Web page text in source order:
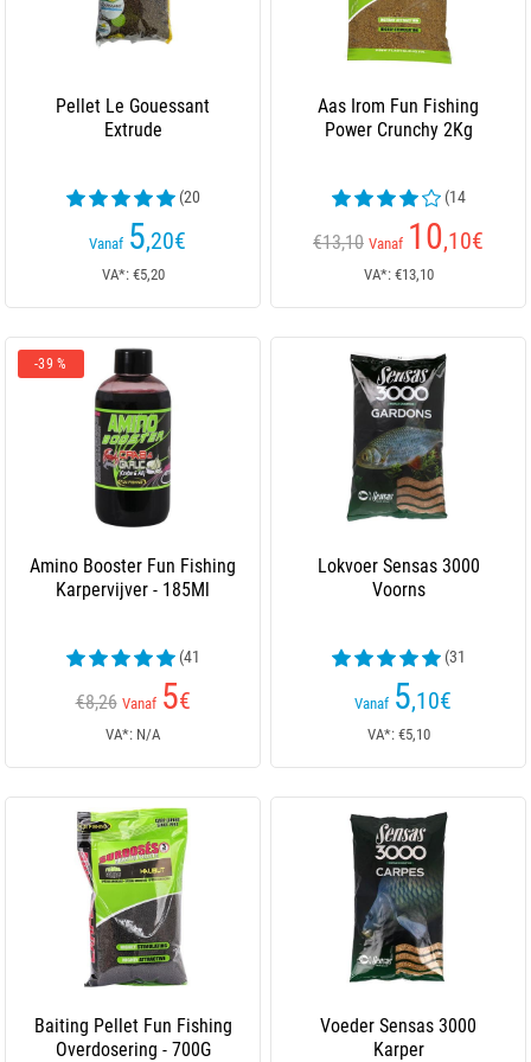
Pellet Le Gouessant
Extrude
(20
beoordelingen)
Vanaf 5,20€
VA*: €5,20
Aas Irom Fun Fishing
Power Crunchy 2Kg
(14
beoordelingen)
€13,10 Vanaf 10,10€
VA*: €13,10
-39 %
Amino Booster Fun Fishing
Karpervijver - 185Ml
(41
beoordelingen)
€8,26 Vanaf 5€
VA*: N/A
Lokvoer Sensas 3000
Voorns
(31
beoordelingen)
Vanaf 5,10€
VA*: €5,10
Baiting Pellet Fun Fishing
Overdosering - 700G
Voeder Sensas 3000
Karper